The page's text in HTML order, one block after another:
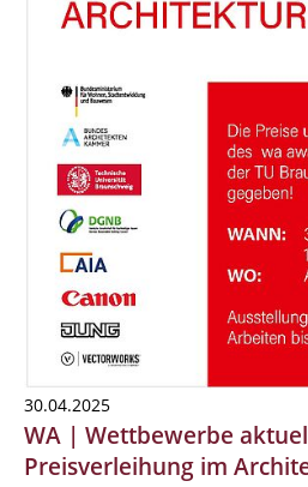
30.04.2025
WA | Wettbewerbe
Preisverleihung im